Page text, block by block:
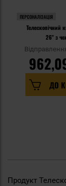
ПЕРСОНАЛІЗАЦІЯ
Телескопічний
26" з
ДО
Продукт